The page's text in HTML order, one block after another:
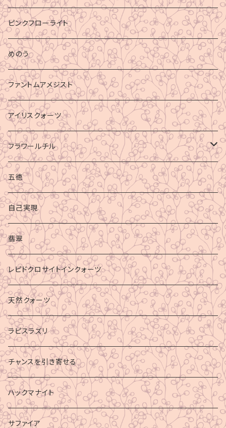
ピンクフローライト
めのう
ファントムアメジスト
アイリスクォーツ
フラワールチル
心身の癒し
グラウディング
マイナスエネルギーからの防御
ビジネス成功
財運
五徳
自己実現
翡翠
レピドクロサイトインクォーツ
天然クォーツ
ラピスラズリ
チャンスを引き寄せる
ハックマナイト
サファイア